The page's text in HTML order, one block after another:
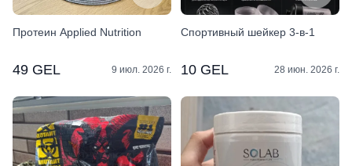
Протеин Applied Nutrition
49 GEL 9 июл. 2026 г.
Спортивный шейкер 3-в-1
10 GEL 28 июн. 2026 г.